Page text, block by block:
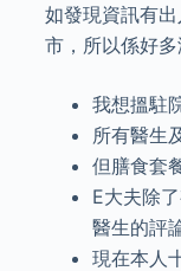
如發現資訊有
市，所以係好多
我想搵駐
所有醫生
但膳食套
E大夫除
醫生的評
現在本人